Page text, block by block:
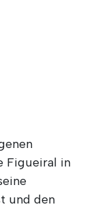
Figueiral in
und den